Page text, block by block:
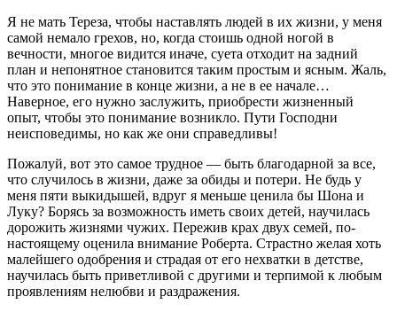
Я не мать Тереза, чтобы наставлять людей в их жизни, у меня
самой немало грехов, но, когда стоишь одной ногой в
вечности, многое видится иначе, суета отходит на задний
план и непонятное становится таким простым и ясным. Жаль,
что это понимание в конце жизни, а не в ее начале…
Наверное, его нужно заслужить, приобрести жизненный
опыт, чтобы это понимание возникло. Пути Господни
неисповедимы, но как же они справедливы!
Пожалуй, вот это самое трудное — быть благодарной за все,
что случилось в жизни, даже за обиды и потери. Не будь у
меня пяти выкидышей, вдруг я меньше ценила бы Шона и
Луку? Борясь за возможность иметь своих детей, научилась
дорожить жизнями чужих. Пережив крах двух семей, по-
настоящему оценила внимание Роберта. Страстно желая хоть
малейшего одобрения и страдая от его нехватки в детстве,
научилась быть приветливой с другими и терпимой к любым
проявлениям нелюбви и раздражения.